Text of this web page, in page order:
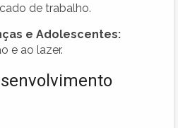
de trabalho.
e Adolescentes:
e ao lazer.